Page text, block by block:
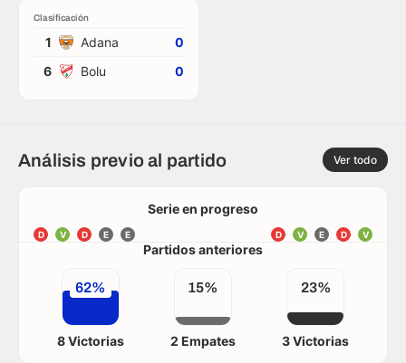
Clasificación
1 Adana
0
6
Bolu 0
Análisis previo al partido Ver todo
Serie en progreso
D V D E E V
D
E
V
D
Partidos anteriores
62%
8 Victorias
15%
2 Empates
23%
3 Victorias